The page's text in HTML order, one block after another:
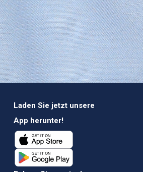
Laden Sie jetzt unsere
App herunter!